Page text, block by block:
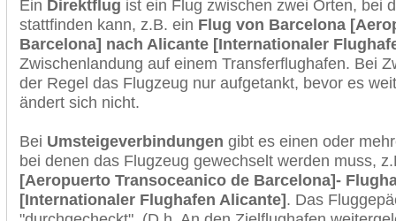
Ein Direktflug ist ein Flug zwischen zwei Orten, bei
stattfinden kann, z.B. ein Flug von Barcelona
Barcelona] nach Alicante [Internationaler
Zwischenlandung auf einem Transferflughafen. Bei
der Regel das Flugzeug nur aufgetankt, bevor es
ändert sich nicht.
Bei Umsteigeverbindungen gibt es einen oder
bei denen das Flugzeug gewechselt werden muss,
[Aeropuerto Transoceanico de Barcelona]-
[Internationaler Flughafen Alicante]. Das